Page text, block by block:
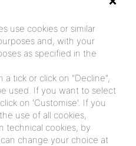
use cookies or similar
and, with your
as specified in the
tick or click on "Decline",
used. If you want to select
on 'Customise'. If you
use of all cookies,
technical cookies, by
change your choice at